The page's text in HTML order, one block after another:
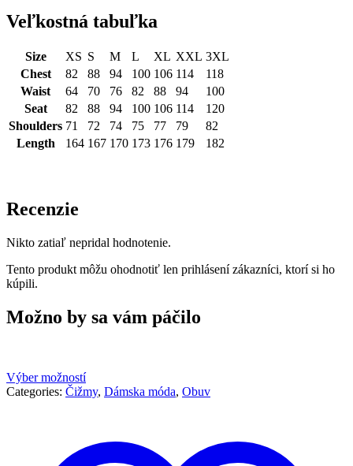
Veľkostná tabuľka
Size XS S M L XL XXL 3XL
Chest
82 88 94 100 106 114
118
Waist
64 70 76 82 88 94
100
Seat
82 88 94 100 106 114
120
Shoulders 71 72 74 75 77 79
82
Length
164 167 170 173 176 179 182
Recenzie
Nikto zatiaľ nepridal hodnotenie.
Tento produkt môžu ohodnotiť len prihlásení zákazníci, ktorí si ho
kúpili.
Možno by sa vám páčilo
Výber možností
Categories: Čižmy, Dámska móda, Obuv